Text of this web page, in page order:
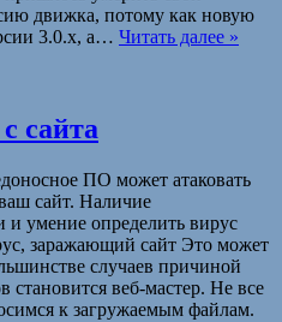
движка, потому как новую
3.0.x, а… Читать далее »
сайта
ПО может атаковать
сайт. Наличие
и умение определить вирус
заражающий сайт Это может
случаев причиной
становится веб-мастер. Не все
к загружаемым файлам.